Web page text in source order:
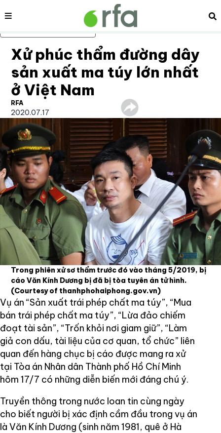
Bỏ qua nội dung chính
Nội dung
Xử phúc thẩm đường dây
sản xuất ma túy lớn nhất
ở Việt Nam
RFA
2020.07.17
Trong phiên xử sơ thẩm trước đó vào tháng 5/2019, bị
cáo Văn Kính Dương bị đã bị tòa tuyên án tử hình.
(Courtesy of thanhphohaiphong.gov.vn)
Vụ án “Sản xuất trái phép chất ma túy”, “Mua
bán trái phép chất ma túy”, “Lừa đảo chiếm
đoạt tài sản”, “Trốn khỏi nơi giam giữ”, “Làm
giả con dấu, tài liệu của cơ quan, tổ chức” liên
quan đến hàng chục bị cáo được mang ra xử
tại Tòa án Nhân dân Thành phố Hồ Chí Minh
hôm 17/7 có những diễn biến mới đáng chú ý.
Truyền thông trong nước loan tin cùng ngày
cho biết người bị xác định cầm đầu trong vụ án
là Văn Kính Dương (sinh năm 1981, quê ở Hà